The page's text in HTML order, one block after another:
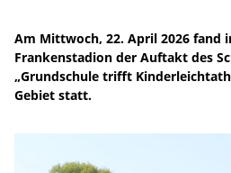
Am Mittwoch, 22. April 2026 fand
Frankenstadion der Auftakt des
„Grundschule trifft
Gebiet statt.